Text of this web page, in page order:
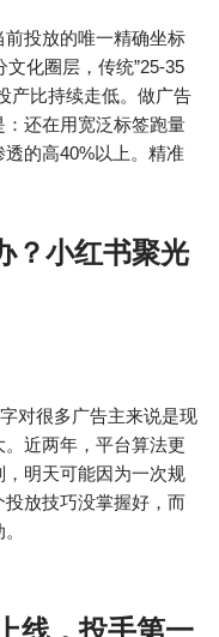
投放的唯一精确坐标
化圈层，传统”25-35
产比持续走低。做广告
还在用宽泛标签跑量
的高40%以上。精准
？小红书聚光
对很多广告主来说是现
近两年，平台算法更
明天可能因为一次规
放技巧没掌握好，而
线，投手第一